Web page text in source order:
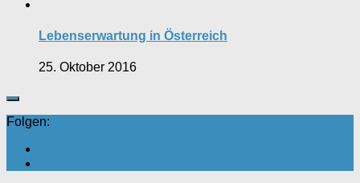
Lebenserwartung in Österreich
25. Oktober 2016
Folgen: